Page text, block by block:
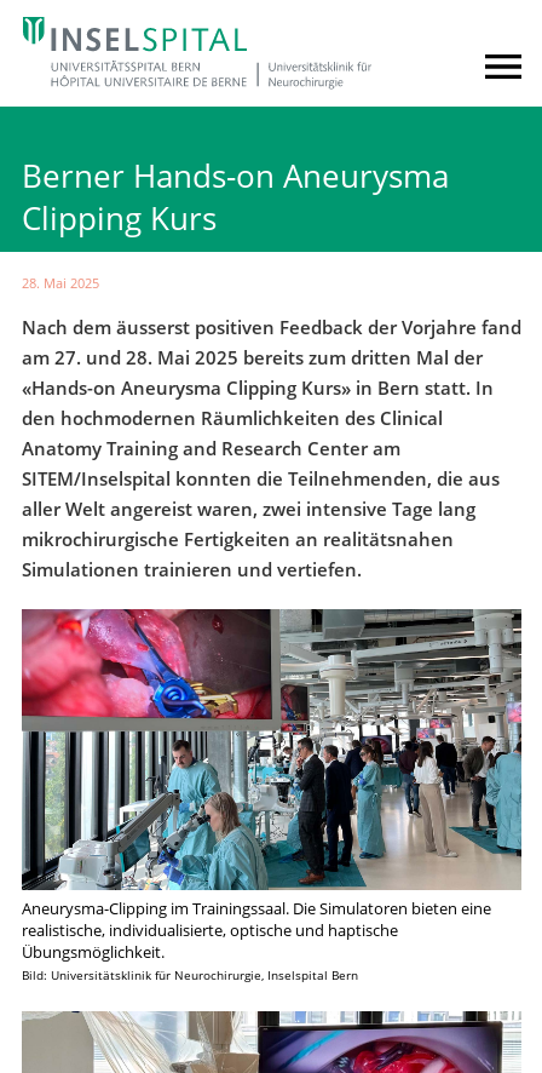
Berner Hands-on Aneurysma
Clipping Kurs
28. Mai 2025
Nach dem äusserst positiven Feedback der Vorjahre fand
am 27. und 28. Mai 2025 bereits zum dritten Mal der
«Hands-on Aneurysma Clipping Kurs» in Bern statt. In
den hochmodernen Räumlichkeiten des Clinical
Anatomy Training and Research Center am
SITEM/Inselspital konnten die Teilnehmenden, die aus
aller Welt angereist waren, zwei intensive Tage lang
mikrochirurgische Fertigkeiten an realitätsnahen
Simulationen trainieren und vertiefen.
Aneurysma-Clipping im Trainingssaal. Die Simulatoren bieten eine
realistische, individualisierte, optische und haptische
Übungsmöglichkeit.
Bild: Universitätsklinik für Neurochirurgie, Inselspital Bern